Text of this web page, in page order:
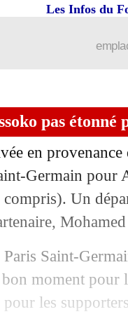
Les Infos du
pas
en
Germain
Un
Saint-
bon moment
les
à son tour
très haut
chez les
ses qualités
de
nommés
nommés !